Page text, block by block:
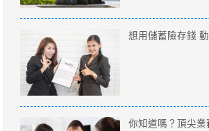
想用儲蓄險存錢
你知道嗎？頂尖